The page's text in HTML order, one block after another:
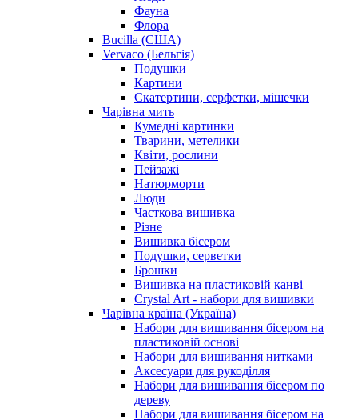
Фауна
Флора
Bucilla (США)
Vervaco (Бельгія)
Подушки
Картини
Скатертини, серфетки, мішечки
Чарiвна мить
Кумедні картинки
Тварини, метелики
Квіти, рослини
Пейзажі
Натюрморти
Люди
Часткова вишивка
Різне
Вишивка бісером
Подушки, серветки
Брошки
Вишивка на пластиковій канві
Crystal Art - набори для вишивки
Чарівна країна (Україна)
Набори для вишивання бісером на
пластиковій основі
Набори для вишивання нитками
Аксесуари для рукоділля
Набори для вишивання бісером по
дереву
Набори для вишивання бісером на